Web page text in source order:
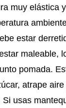
muy elástica
estar
maleable,
pomada.
atrape
usas